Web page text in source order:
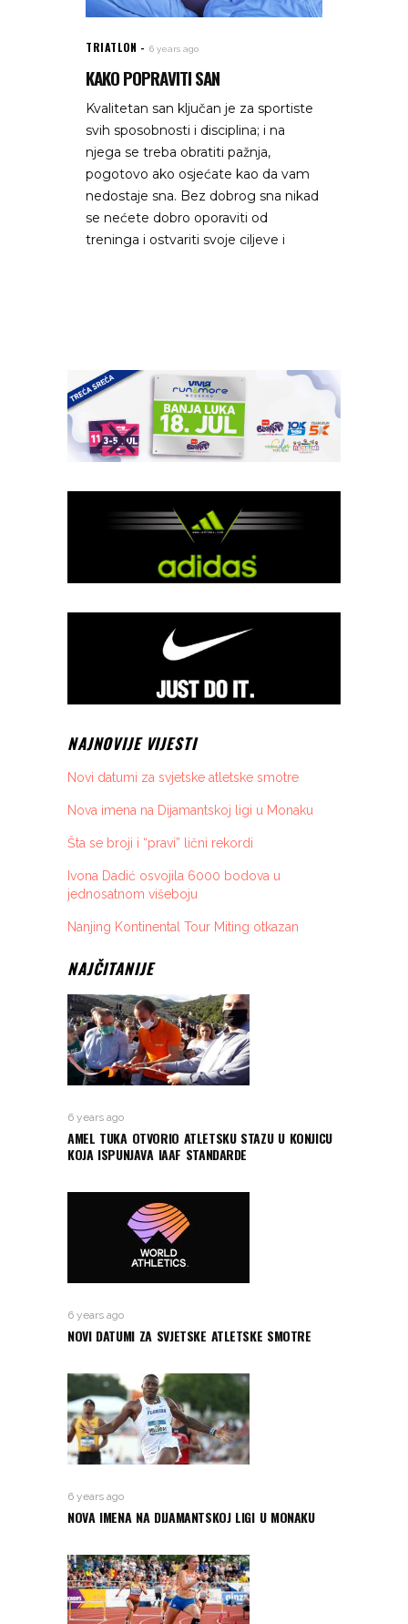
TRIATLON 6 years ago
KAKO POPRAVITI SAN
Kvalitetan san ključan je za sportiste
svih sposobnosti i disciplina; i na
njega se treba obratiti pažnja,
pogotovo ako osjećate kao da vam
nedostaje sna. Bez dobrog sna nikad
se nećete dobro oporaviti od
treninga i ostvariti svoje ciljeve i
NAJNOVIJE VIJESTI
Novi datumi za svjetske atletske smotre
Nova imena na Dijamantskoj ligi u Monaku
Šta se broji i “pravi” lični rekordi
Ivona Dadić osvojila 6000 bodova u
jednosatnom višeboju
Nanjing Kontinental Tour Miting otkazan
NAJČITANIJE
6 years ago
AMEL TUKA OTVORIO ATLETSKU STAZU U KONJICU
KOJA ISPUNJAVA IAAF STANDARDE
6 years ago
NOVI DATUMI ZA SVJETSKE ATLETSKE SMOTRE
6 years ago
NOVA IMENA NA DIJAMANTSKOJ LIGI U MONAKU